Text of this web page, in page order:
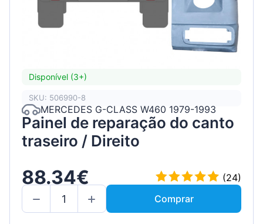
Disponível (3+)
SKU: 506990-8
MERCEDES G-CLASS W460 1979-1993
Painel de reparação do canto
traseiro / Direito
88.34€
(24)
Comprar